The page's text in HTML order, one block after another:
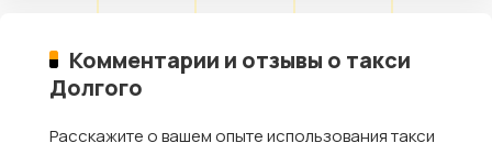
Комментарии и отзывы о такси
Долгого
Расскажите о вашем опыте использования такси